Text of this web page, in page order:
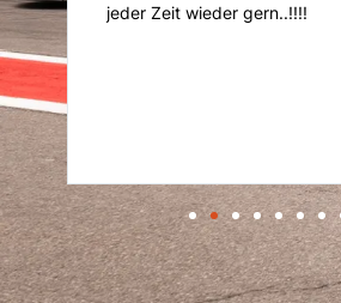
jeder Zeit wieder gern..!!!!